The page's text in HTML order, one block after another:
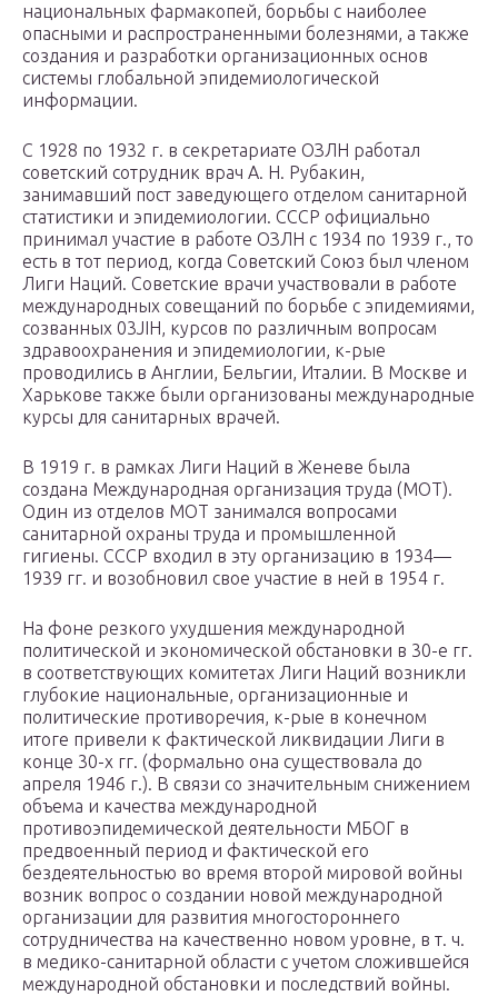
национальных фармакопей, борьбы с наиболее
опасными и распространенными болезнями, а также
создания и разработки организационных основ
системы глобальной эпидемиологической
информации.
С 1928 по 1932 г. в секретариате ОЗЛН работал
советский сотрудник врач А. Н. Рубакин,
занимавший пост заведующего отделом санитарной
статистики и эпидемиологии. СССР официально
принимал участие в работе ОЗЛН с 1934 по 1939 г., то
есть в тот период, когда Советский Союз был членом
Лиги Наций. Советские врачи участвовали в работе
международных совещаний по борьбе с эпидемиями,
созванных 03JIH, курсов по различным вопросам
здравоохранения и эпидемиологии, к-рые
проводились в Англии, Бельгии, Италии. В Москве и
Харькове также были организованы международные
курсы для санитарных врачей.
В 1919 г. в рамках Лиги Наций в Женеве была
создана Международная организация труда (МОТ).
Один из отделов МОТ занимался вопросами
санитарной охраны труда и промышленной
гигиены. СССР входил в эту организацию в 1934—
1939 гг. и возобновил свое участие в ней в 1954 г.
На фоне резкого ухудшения международной
политической и экономической обстановки в 30-е гг.
в соответствующих комитетах Лиги Наций возникли
глубокие национальные, организационные и
политические противоречия, к-рые в конечном
итоге привели к фактической ликвидации Лиги в
конце 30-х гг. (формально она существовала до
апреля 1946 г.). В связи со значительным снижением
объема и качества международной
противоэпидемической деятельности МБОГ в
предвоенный период и фактической его
бездеятельностью во время второй мировой войны
возник вопрос о создании новой международной
организации для развития многостороннего
сотрудничества на качественно новом уровне, в т. ч.
в медико-санитарной области с учетом сложившейся
международной обстановки и последствий войны.